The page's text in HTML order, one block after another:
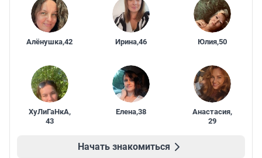
Алёнушка,42 Ирина,46 Юлия,50
ХуЛиГаНкА,
43
Елена,38 Анастасия,
29
Начать знакомиться